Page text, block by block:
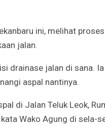
ini, melihat
jalan.
drainase jalan di sana.
aspal nantinya.
di Jalan Teluk Leok,
Wako Agung di sela-